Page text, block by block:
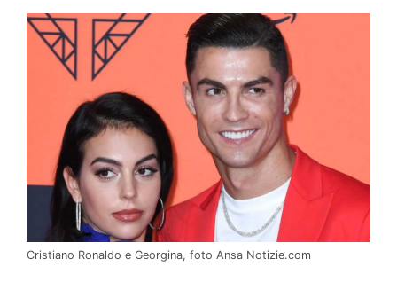
Cristiano Ronaldo e Georgina, foto Ansa Notizie.com